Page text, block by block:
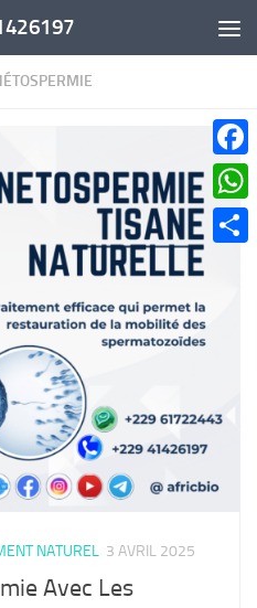
NATUREL 3 AVRIL 2025
Avec Les